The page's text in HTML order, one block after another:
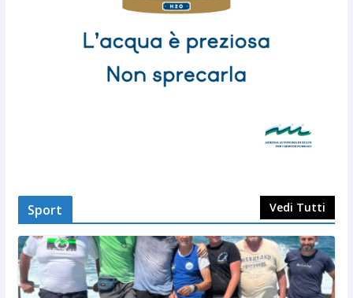
Sport Vedi Tutti